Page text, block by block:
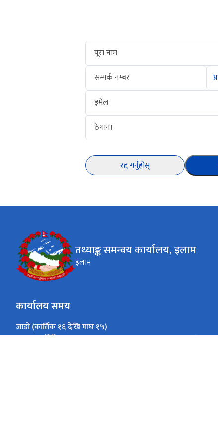
पूरा नाम
सम्पर्क नम्बर
इमेल
ठेगाना
रद्द गर्नुहोस्
तथ्याङ्क समन्वय कार्यालय, इलाम
इलाम
कार्यालय समय
जाडो (कार्तिक १६ देखि माघ १५)
आइतवार-विहिवार
१०:००-४:००